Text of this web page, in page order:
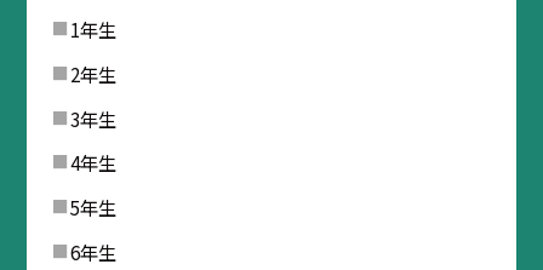
1年生
2年生
3年生
4年生
5年生
6年生